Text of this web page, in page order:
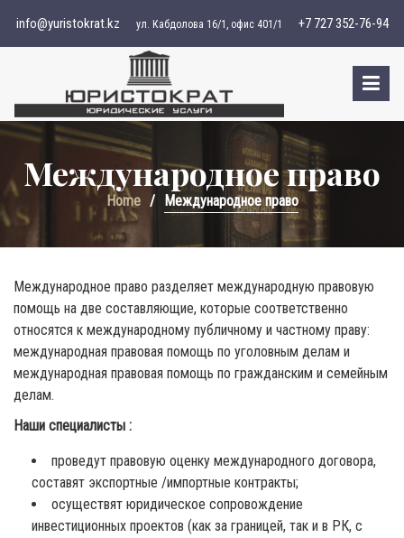
o
e
n
info@yuristokrat.kz ул. Кабдолова 16/1, офис 401/1 +7 727 352-76-94
Международное право
Home Международное право
Международное право разделяет международную правовую
помощь на две составляющие, которые соответственно
относятся к международному публичному и частному праву:
международная правовая помощь по уголовным делам и
международная правовая помощь по гражданским и семейным
делам.
Наши специалисты :
проведут правовую оценку международного договора,
составят экспортные /импортные контракты;
осуществят юридическое сопровождение
инвестиционных проектов (как за границей, так и в РК, с